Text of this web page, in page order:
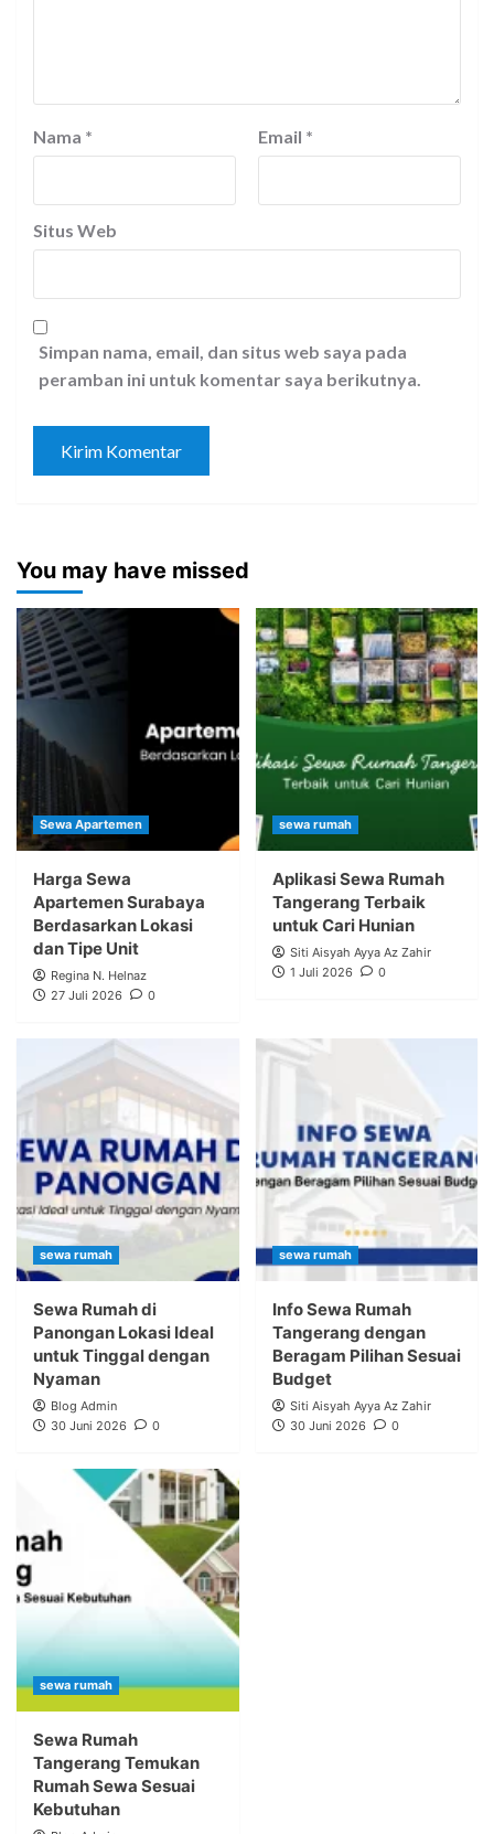
Nama * Email *
Situs Web
Simpan nama, email, dan situs web saya pada
peramban ini untuk komentar saya berikutnya.
You may have missed
Sewa Apartemen
Harga Sewa
Apartemen Surabaya
Berdasarkan Lokasi
dan Tipe Unit
Regina N. Helnaz
27 Juli 2026
0
sewa rumah
Aplikasi Sewa Rumah
Tangerang Terbaik
untuk Cari Hunian
Siti Aisyah Ayya Az Zahir
1 Juli 2026
0
sewa rumah
Sewa Rumah di
Panongan Lokasi Ideal
untuk Tinggal dengan
Nyaman
Blog Admin
30 Juni 2026
0
sewa rumah
Info Sewa Rumah
Tangerang dengan
Beragam Pilihan Sesuai
Budget
Siti Aisyah Ayya Az Zahir
30 Juni 2026
0
sewa rumah
Sewa Rumah
Tangerang Temukan
Rumah Sewa Sesuai
Kebutuhan